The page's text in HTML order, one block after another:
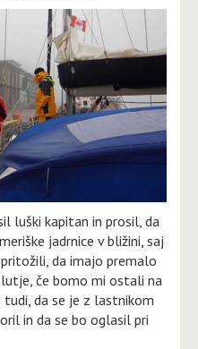
luški kapitan in prosil, da
jadrnice v bližini, saj
da imajo premalo
če bomo mi ostali na
da se je z lastnikom
in da se bo oglasil pri